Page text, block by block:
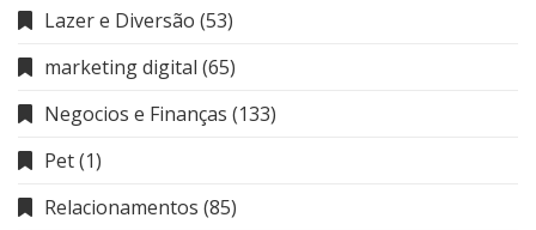
Lazer e Diversão (53)
marketing digital (65)
Negocios e Finanças (133)
Pet(1)
Relacionamentos (85)